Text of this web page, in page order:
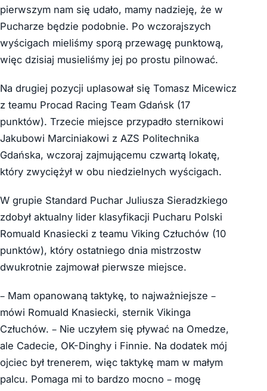
pierwszym nam się udało, mamy nadzieję, że w
Pucharze będzie podobnie. Po wczorajszych
wyścigach mieliśmy sporą przewagę punktową,
więc dzisiaj musieliśmy jej po prostu pilnować.
Na drugiej pozycji uplasował się Tomasz Micewicz
z teamu Procad Racing Team Gdańsk (17
punktów). Trzecie miejsce przypadło sternikowi
Jakubowi Marciniakowi z AZS Politechnika
Gdańska, wczoraj zajmującemu czwartą lokatę,
który zwyciężył w obu niedzielnych wyścigach.
W grupie Standard Puchar Juliusza Sieradzkiego
zdobył aktualny lider klasyfikacji Pucharu Polski
Romuald Knasiecki z teamu Viking Człuchów (10
punktów), który ostatniego dnia mistrzostw
dwukrotnie zajmował pierwsze miejsce.
– Mam opanowaną taktykę, to najważniejsze –
mówi Romuald Knasiecki, sternik Vikinga
Człuchów. – Nie uczyłem się pływać na Omedze,
ale Cadecie, OK-Dinghy i Finnie. Na dodatek mój
ojciec był trenerem, więc taktykę mam w małym
palcu. Pomaga mi to bardzo mocno – mogę